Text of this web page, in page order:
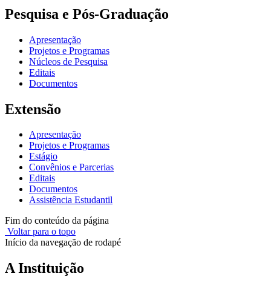
Pesquisa e Pós-Graduação
Apresentação
Projetos e Programas
Núcleos de Pesquisa
Editais
Documentos
Extensão
Apresentação
Projetos e Programas
Estágio
Convênios e Parcerias
Editais
Documentos
Assistência Estudantil
Fim do conteúdo da página
Voltar para o topo
Início da navegação de rodapé
A Instituição